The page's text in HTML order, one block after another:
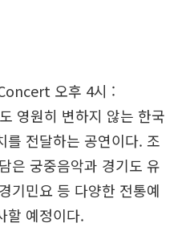
오후 4시 :
영원히 변하지 않는 한국
를 전달하는 공연이다. 조
은 궁중음악과 경기도 유
기민요 등 다양한 전통예
할 예정이다.